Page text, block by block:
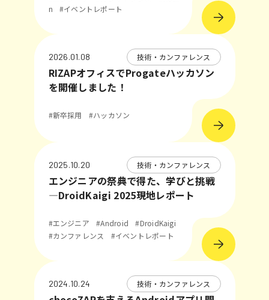
n
#イベントレポート
2026.01.08 技術・カンファレンス
RIZAPオフィスでProgateハッカソン
を開催しました！
#新卒採用 #ハッカソン
2025.10.20 技術・カンファレンス
エンジニアの祭典で得た、学びと挑戦
―DroidKaigi 2025現地レポート
#エンジニア #Android
#DroidKaigi
#カンファレンス
#イベントレポート
2024.10.24 技術・カンファレンス